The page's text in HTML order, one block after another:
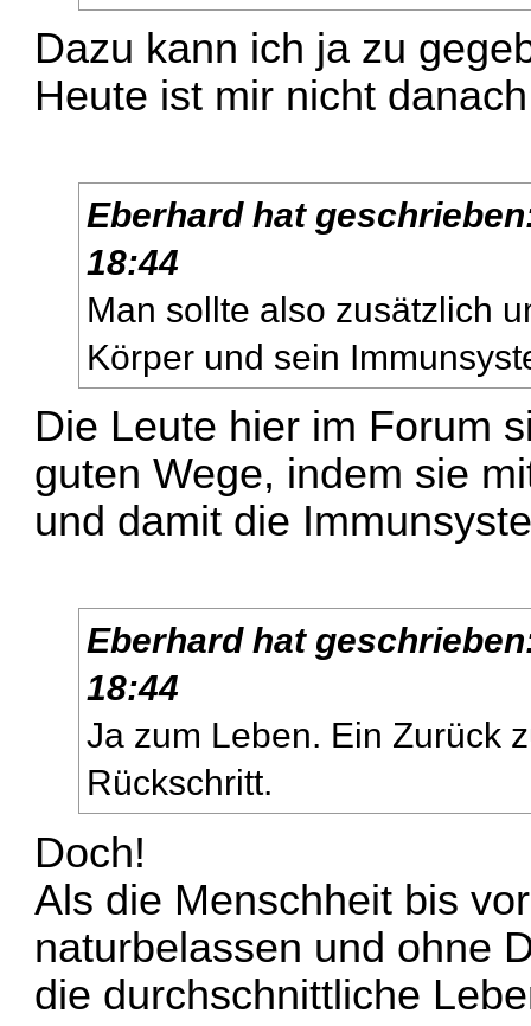
Dazu kann ich ja zu
Heute ist mir nicht
Eberhardhat
18:44
Man sollte also zusätzlich
Körper und sein
Die Leute hier im Forum
guten Wege, indem sie
und damit die
Eberhardhat
18:44
Ja zum Leben. Ein Zurück
Rückschritt.
Doch!
Als die Menschheit bis
naturbelassen und ohne
die durchschnittliche